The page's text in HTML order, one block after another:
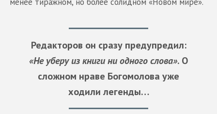
Редакторов он сразу предупредил:
«Не уберу из книги ни одного слова». О
сложном нраве Богомолова уже
ходили легенды…